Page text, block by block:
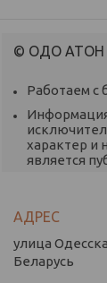
© ОДО АТОН
Работаем
характер и
является
улица
Беларусь